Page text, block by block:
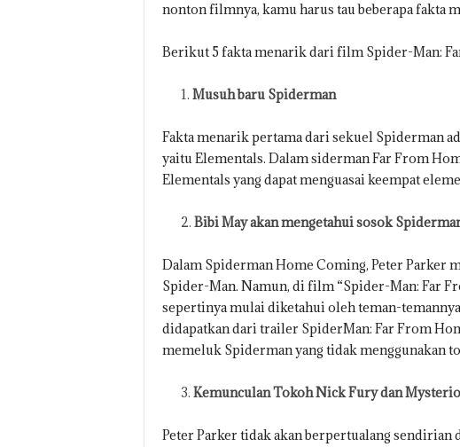
nonton filmnya, kamu harus tau beberapa fakta
Berikut 5 fakta menarik dari film Spider-Man:
Musuh baru Spiderman
Fakta menarik pertama dari sekuel Spiderman
yaitu Elementals. Dalam siderman Far From
Elementals yang dapat menguasai keempat
Bibi May akan mengetahui sosok
Dalam Spiderman Home Coming, Peter Parker
Spider-Man. Namun, di film “Spider-Man: Far
sepertinya mulai diketahui oleh teman-
didapatkan dari trailer SpiderMan: Far From
memeluk Spiderman yang tidak menggunakan
Kemunculan Tokoh Nick Fury dan Mysterio
Peter Parker tidak akan berpertualang sendirian